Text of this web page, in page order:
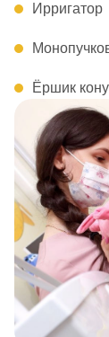
Ирригатор
Ёршик